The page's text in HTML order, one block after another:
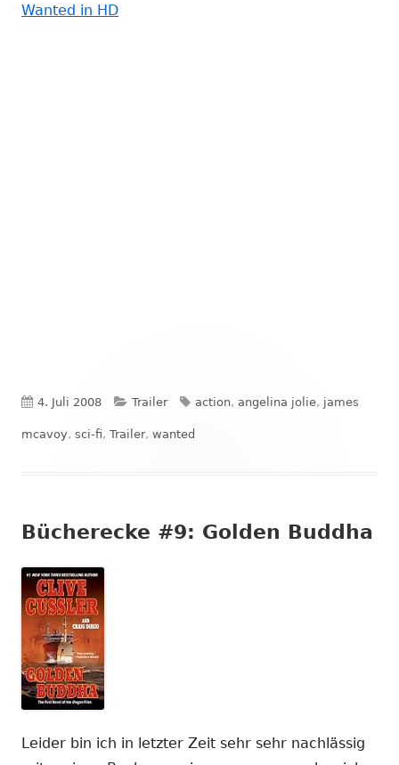
Wanted in HD
Veröffentlicht
am
4. Juli 2008 Kategorien
Trailer Schlagwörter
action, angelina jolie, james
mcavoy, sci-fi, Trailer, wanted
Bücherecke #9: Golden Buddha
Leider bin ich in letzter Zeit sehr sehr nachlässig